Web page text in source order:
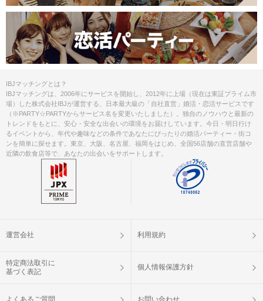
IBJマッチングとは？
IBJマッチングは、2006年にサービスを開始し、2012年に上場（現在は東証プライム市
場）した株式会社IBJが運営する、日本最大級の「自社直営」婚活・恋活サービスです
（※PARTY☆PARTYからサービス名を変更いたしました）。独自のノウハウと最新の
トレンドをもとに、安心・安全な出会いの環境をお届けしています。今日・明日行け
るイベントから、年代や趣味などの条件であなたにぴったりの婚活パーティー・街コ
ンを簡単に探せます。東京、大阪、名古屋、福岡をはじめ、全国56店舗の直営店舗や
近隣の飲食店等で、あなたの出会いをサポートします。
運営会社 利用規約
特定商法取引に
基づく表記
個人情報保護方針
よくあるご質問 お問い合わせ